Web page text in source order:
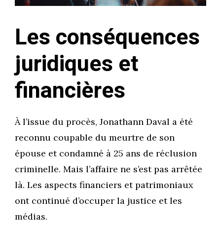
Les conséquences
juridiques et
financières
À l’issue du procès, Jonathann Daval a été
reconnu coupable du meurtre de son
épouse et condamné à 25 ans de réclusion
criminelle. Mais l’affaire ne s’est pas arrêtée
là. Les aspects financiers et patrimoniaux
ont continué d’occuper la justice et les
médias.